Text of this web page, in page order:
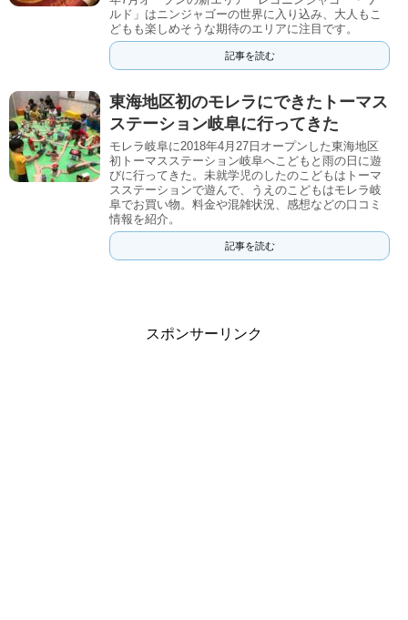
ルド」はニンジャゴーの世界に入り込み、大人もこ
どもも楽しめそうな期待のエリアに注目です。
記事を読む
東海地区初のモレラにできたトーマス
ステーション岐阜に行ってきた
モレラ岐阜に2018年4月27日オープンした東海地区
初トーマスステーション岐阜へこどもと雨の日に遊
びに行ってきた。未就学児のしたのこどもはトーマ
スステーションで遊んで、うえのこどもはモレラ岐
阜でお買い物。料金や混雑状況、感想などの口コミ
情報を紹介。
記事を読む
スポンサーリンク